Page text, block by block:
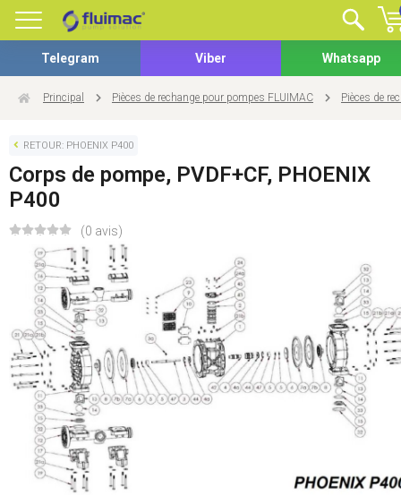
Telegram Viber Whatsapp
Principal Pièces de rechange pour pompes FLUIMAC Pièces de
RETOUR: PHOENIX P400
Corps de pompe, PVDF+CF, PHOENIX
P400
(0 avis)